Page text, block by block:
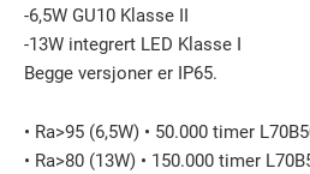
-6,5W GU10 Klasse II
-13W integrert LED Klasse I
Begge versjoner er IP65.
• Ra>95 (6,5W) • 50.000 timer
• Ra>80 (13W) • 150.000 timer